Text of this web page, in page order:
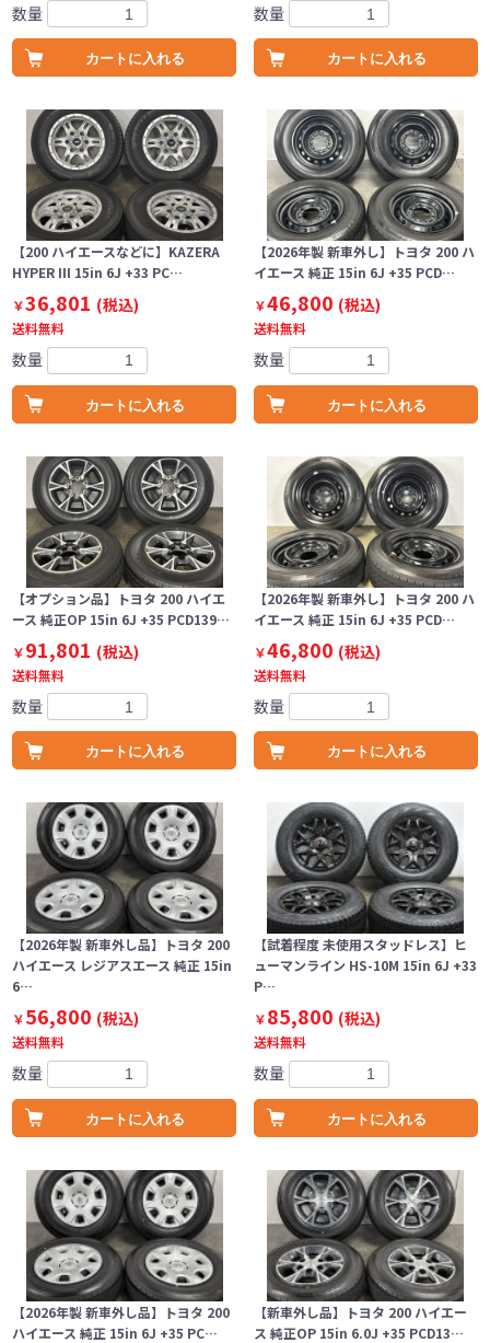
数量
カートに入れる
数量
カートに入れる
【200 ハイエースなどに】KAZERA
HYPER III 15in 6J +33 PC…
￥36,801 (税込)
送料無料
数量
カートに入れる
【2026年製 新車外し】トヨタ 200 ハ
イエース 純正 15in 6J +35 PCD…
￥46,800 (税込)
送料無料
数量
カートに入れる
【オプション品】トヨタ 200 ハイエ
ース 純正OP 15in 6J +35 PCD139…
￥91,801 (税込)
送料無料
数量
カートに入れる
【2026年製 新車外し】トヨタ 200 ハ
イエース 純正 15in 6J +35 PCD…
￥46,800 (税込)
送料無料
数量
カートに入れる
【2026年製 新車外し品】トヨタ 200
ハイエース レジアスエース 純正 15in
6…
￥56,800 (税込)
送料無料
数量
カートに入れる
【試着程度 未使用スタッドレス】ヒ
ューマンライン HS-10M 15in 6J +33
P…
￥85,800 (税込)
送料無料
数量
カートに入れる
【2026年製 新車外し品】トヨタ 200
ハイエース 純正 15in 6J +35 PC…
【新車外し品】トヨタ 200 ハイエー
ス 純正OP 15in 6.0J +35 PCD13…